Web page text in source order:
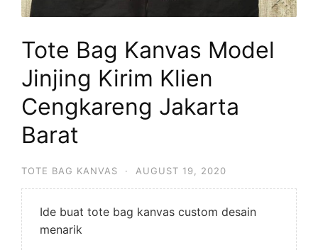
Tote Bag Kanvas Model
Jinjing Kirim Klien
Cengkareng Jakarta
Barat
TOTE BAG KANVAS · AUGUST 19, 2020
Ide buat tote bag kanvas custom desain
menarik